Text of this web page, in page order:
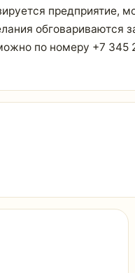
предприятие,
обговариваются
по номеру +7